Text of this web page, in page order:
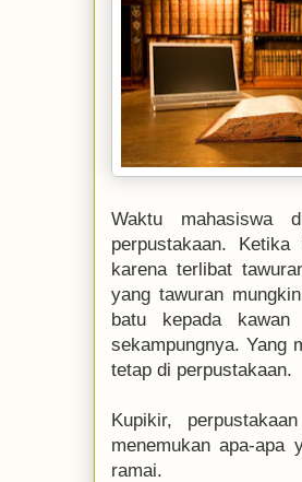
Waktu mahasiswa
perpustakaan.
karena terlibat
yang tawuran
batu kepada
sekampungnya. Yang
tetap di perpustakaan.
Kupikir,
menemukan apa-apa
ramai.